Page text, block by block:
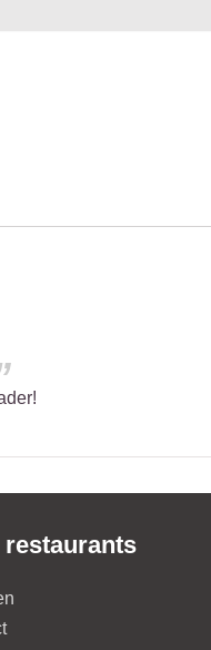
restaurants